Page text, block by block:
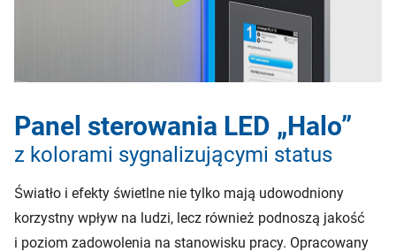
Panel sterowania LED „Halo”
z kolorami sygnalizującymi status
Światło i efekty świetlne nie tylko mają udowodniony
korzystny wpływ na ludzi, lecz również podnoszą jakość
i poziom zadowolenia na stanowisku pracy. Opracowany